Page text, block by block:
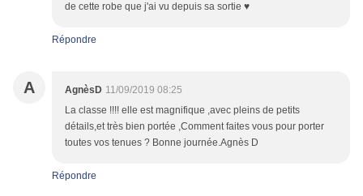
de cette robe que j'ai vu depuis sa sortie ♥
Répondre
A AgnèsD 11/09/2019 08:25
La classe !!!! elle est magnifique ,avec pleins de petits
détails,et très bien portée ,Comment faites vous pour porter
toutes vos tenues ? Bonne journée.Agnès D
Répondre